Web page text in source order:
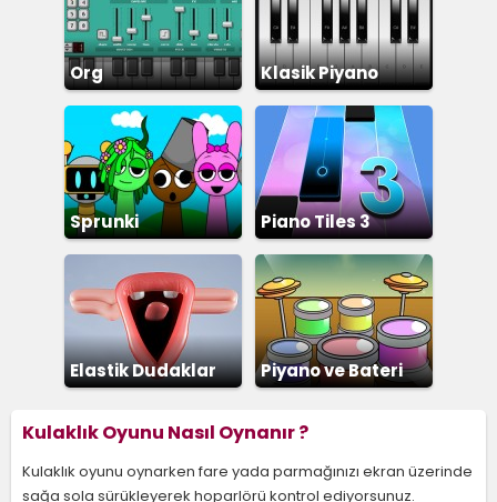
Org Klasik Piyano
Sprunki Piano Tiles 3
Elastik Dudaklar
Piyano ve Bateri
Kulaklık Oyunu Nasıl Oynanır ?
Kulaklık oyunu oynarken fare yada parmağınızı ekran üzerinde
sağa sola sürükleyerek hoparlörü kontrol ediyorsunuz.